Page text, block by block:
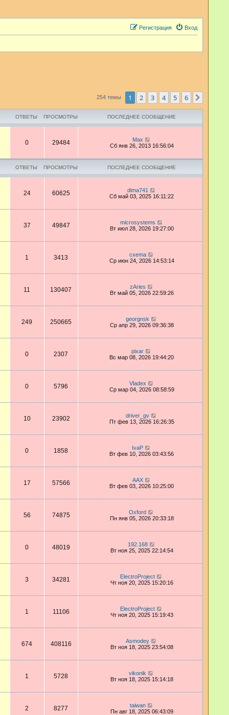
Вход
Регистрация
254 темы 1 2 3 4 5 6
ОТВЕТЫ ПРОСМОТРЫ ПОСЛЕДНЕЕ СООБЩЕНИЕ
0 29484
Max
Сб янв 26, 2013 16:56:04
ОТВЕТЫ ПРОСМОТРЫ ПОСЛЕДНЕЕ СООБЩЕНИЕ
24 60625
dima741
Сб май 03, 2025 16:11:22
37 49847
microsystems
Вт июл 28, 2026 19:27:00
1 3413
cxema
Ср июн 24, 2026 14:53:14
11 130407
zAries
Вт май 05, 2026 22:59:26
249 250665
georgnsk
Ср апр 29, 2026 09:36:38
0 2307
pixar
Вс мар 08, 2026 19:44:20
0 5796
Vladex
Ср мар 04, 2026 08:58:59
10 23902
driver_gv
Пт фев 13, 2026 16:26:35
0 1858
IvaP
Вт фев 10, 2026 03:43:56
17 57566
AAX
Вт фев 03, 2026 10:25:00
56 74875
Oxford
Пн янв 05, 2026 20:33:18
0 48019
192.168
Вт ноя 25, 2025 22:14:54
3 34281
ElectroProject
Чт ноя 20, 2025 15:20:16
1 11106
ElectroProject
Чт ноя 20, 2025 15:19:43
674 408116
Asmodey
Вт ноя 18, 2025 23:54:08
1 5728
vikonik
Вт ноя 18, 2025 15:14:18
2 8277
taiwan
Пн авг 18, 2025 06:43:09